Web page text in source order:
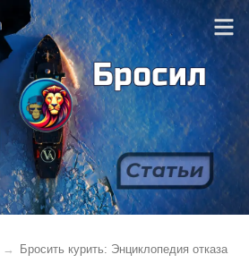
Бросить курить: Энциклопедия отказа